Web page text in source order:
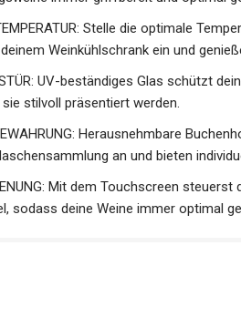
Stelle die optimale
Weinkühlschrank ein und
UV-beständiges Glas schützt
stilvoll präsentiert werden.
Herausnehmbare
an und bieten
Mit dem Touchscreen
sodass deine Weine immer optimal